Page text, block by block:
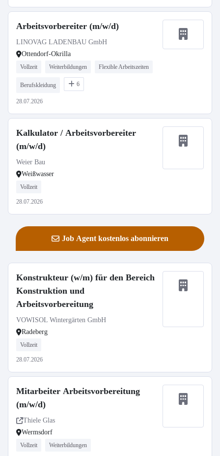
Arbeitsvorbereiter (m/w/d)
LINOVAG LADENBAU GmbH
Ottendorf-Okrilla
Vollzeit Weiterbildungen Flexible Arbeitszeiten
Berufskleidung 6
28.07.2026
Kalkulator / Arbeitsvorbereiter
(m/w/d)
Weier Bau
Weißwasser
Vollzeit
28.07.2026
Job Agent kostenlos abonnieren
Konstrukteur (w/m) für den Bereich
Konstruktion und
Arbeitsvorbereitung
VOWISOL Wintergärten GmbH
Radeberg
Vollzeit
28.07.2026
Mitarbeiter Arbeitsvorbereitung
(m/w/d)
Thiele Glas
Wermsdorf
Vollzeit Weiterbildungen